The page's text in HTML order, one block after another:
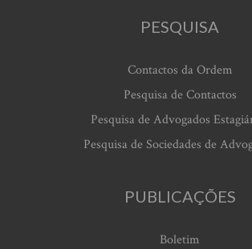
PESQUISA
Contactos da Ordem
Pesquisa de Contactos
Pesquisa de Advogados
Pesquisa de Sociedades de
PUBLICAÇÕES
Boletim